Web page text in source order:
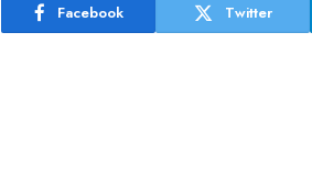
Facebook Twitter